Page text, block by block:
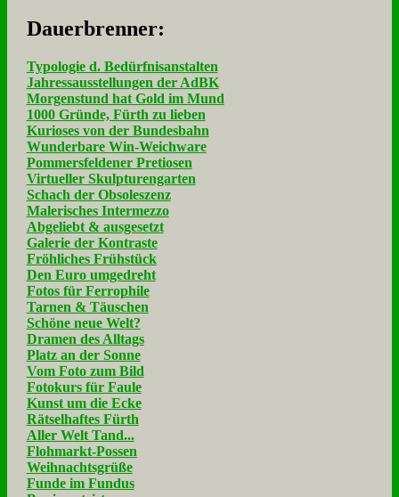
Dau­er­bren­ner:
Typologie d. Bedürfnisanstalten
Jahressausstellungen der AdBK
Morgenstund hat Gold im Mund
1000 Gründe, Fürth zu lieben
Kurioses von der Bundesbahn
Wunderbare Win-Weichware
Pommersfeldener Pretiosen
Virtueller Skulpturengarten
Schach der Obsoleszenz
Malerisches Intermezzo
Abgeliebt & ausgesetzt
Galerie der Kontraste
Fröhliches Frühstück
Den Euro umgedreht
Fotos für Ferrophile
Tarnen & Täuschen
Schöne neue Welt?
Dramen des Alltags
Platz an der Sonne
Vom Foto zum Bild
Fotokurs für Faule
Kunst um die Ecke
Rätselhaftes Fürth
Aller Welt Tand...
Flohmarkt-Possen
Weihnachtsgrüße
Funde im Fundus